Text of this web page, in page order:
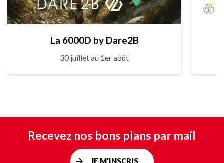
La 6000D by Dare2B
30 juillet au 1er août
Recevez nos bons plans par mail
JE M'INSCRIS